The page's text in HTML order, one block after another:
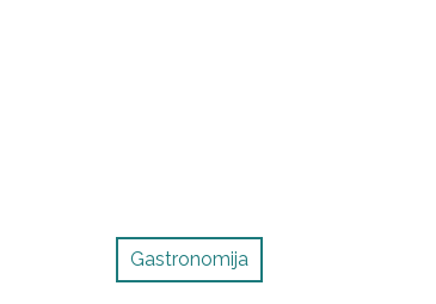
Gastronomija